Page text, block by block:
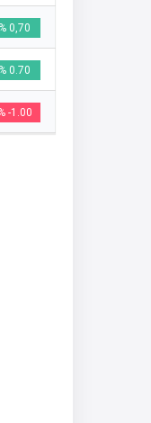
% 0,70
% 0.70
-1.00